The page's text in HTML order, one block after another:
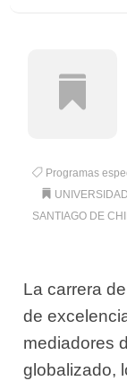
Programas
SANTIAGO DE
La carrera
de
mediadores
globalizado,